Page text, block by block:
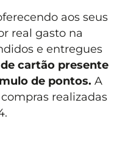
aos seus
real gasto na
e entregues
cartão presente
de pontos. A
realizadas